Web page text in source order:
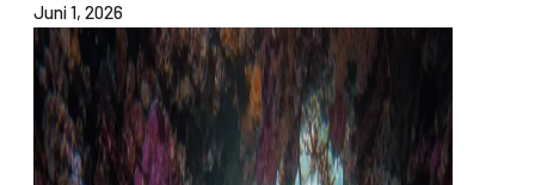
Juni 1, 2026